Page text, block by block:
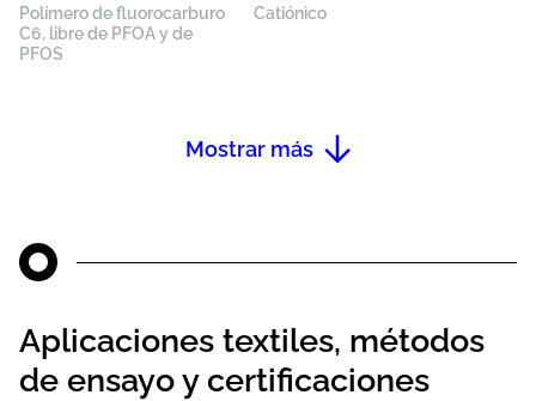
Polímero de fluorocarburo
C6, libre de PFOA y de
PFOS
Catiónico
Mostrar más
Aplicaciones textiles, métodos
de ensayo y certificaciones